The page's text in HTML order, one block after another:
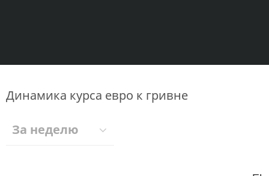
Динамика курса евро к гривне
За неделю